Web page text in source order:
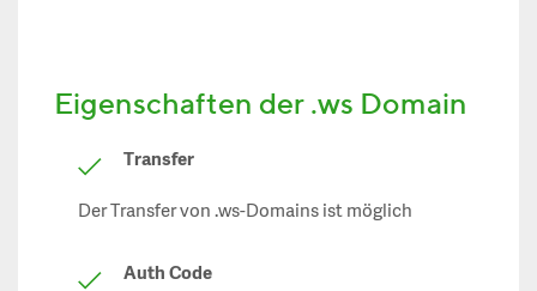
Eigenschaften der .ws Domain
Transfer
Der Transfer von .ws-Domains ist möglich
Auth Code